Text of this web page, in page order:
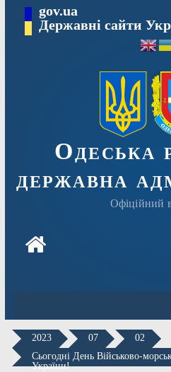
Перейтиgov.ua
Державні сайти
Одеська
державна
Офіційний
2023 07
02
Сьогодні День Військово-
України!